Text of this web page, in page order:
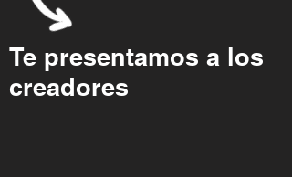
Te presentamos a los
creadores